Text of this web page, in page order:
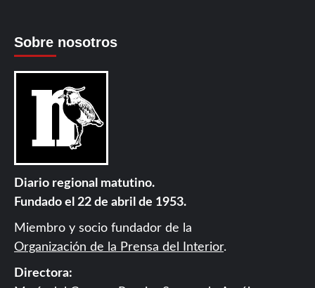
Sobre nosotros
Diario regional matutino.
Fundado el 22 de abril de 1953.
Miembro y socio fundador de la
Organización de la Prensa del Interior.
Directora: